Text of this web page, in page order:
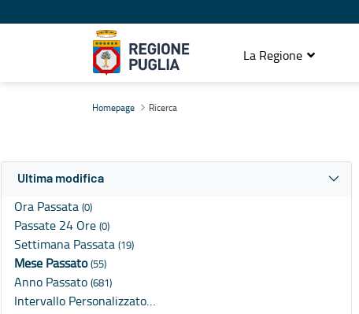
La Regione
Homepage Ricerca
Ultima modifica
Ora Passata (0)
Passate 24 Ore (0)
Settimana Passata (19)
Mese Passato(55)
Anno Passato (681)
Intervallo Personalizzato…